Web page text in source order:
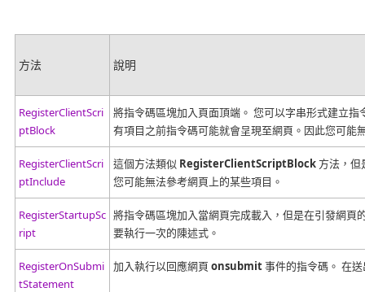
方法 說明
RegisterClientScri
ptBlock
將指令碼區塊加入頁面頂端。 您可以字串形式建立指
有項目之前指令碼可能就會呈現至網頁。因此您可能
RegisterClientScri
ptInclude
這個方法類似 RegisterClientScriptBlock方法，但
您可能無法參考網頁上的某些項目。
RegisterStartupSc
ript
將指令碼區塊加入當網頁完成載入，但是在引發網頁
要執行一次的陳述式。
RegisterOnSubmi
tStatement
加入執行以回應網頁 onsubmit事件的指令碼。 在